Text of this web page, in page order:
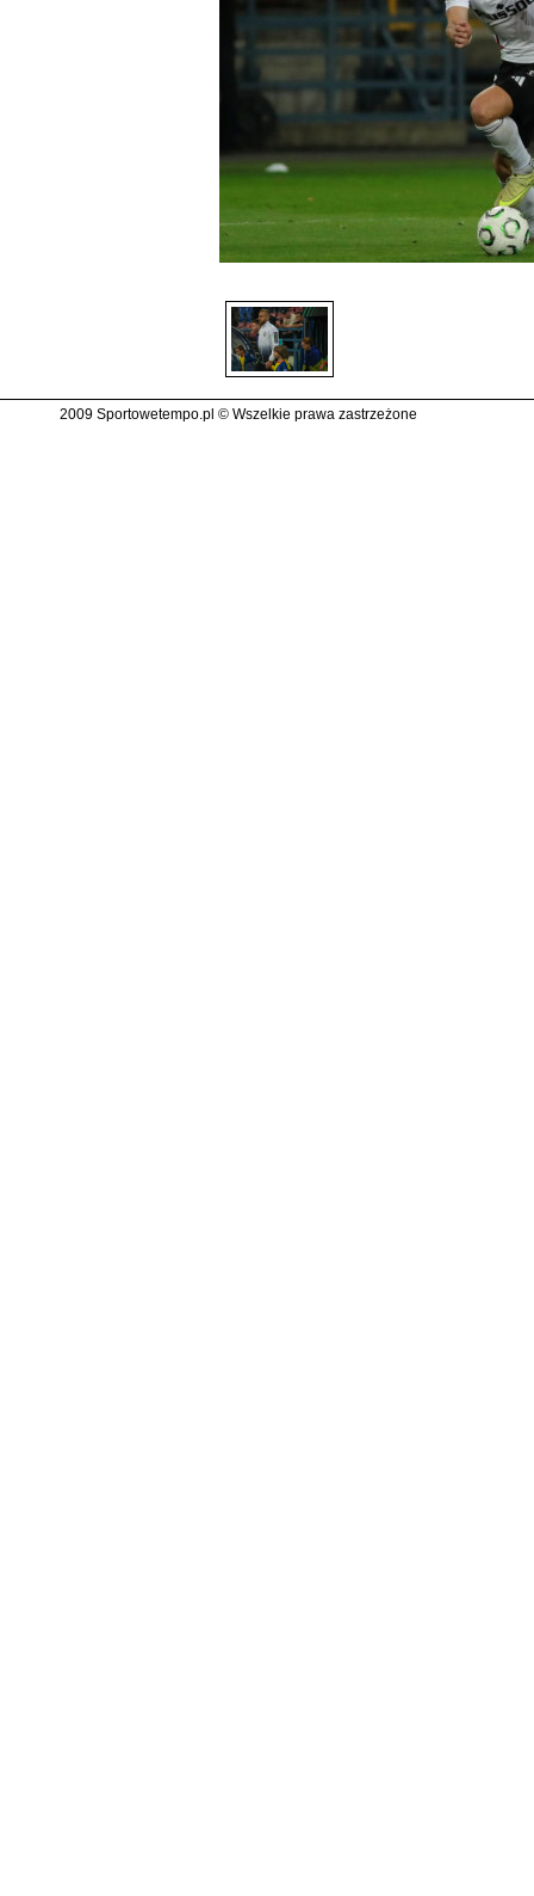
2009 Sportowetempo.pl © Wszelkie prawa zastrzeżone